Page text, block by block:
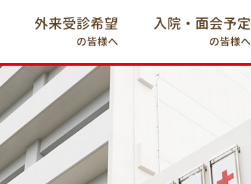
外来受診希望
の皆様へ
入院・面会予定
の皆様へ